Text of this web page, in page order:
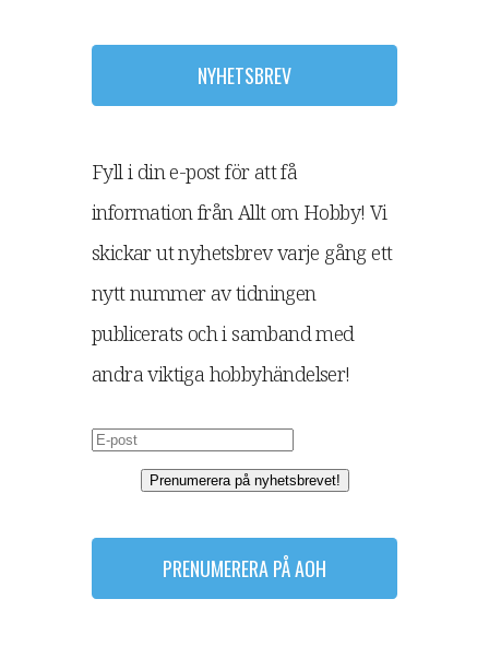
NYHETSBREV
Fyll i din e-post för att få
information från Allt om Hobby! Vi
skickar ut nyhetsbrev varje gång ett
nytt nummer av tidningen
publicerats och i samband med
andra viktiga hobbyhändelser!
Prenumerera på nyhetsbrevet!
PRENUMERERA PÅ AOH